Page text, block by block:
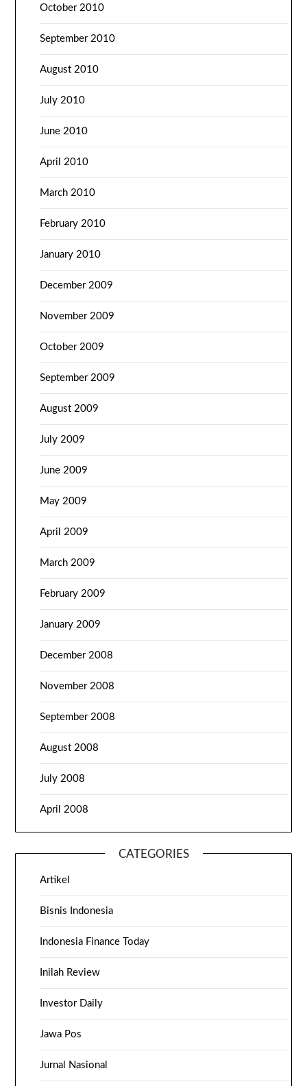
October 2010
September 2010
August 2010
July 2010
June 2010
April 2010
March 2010
February 2010
January 2010
December 2009
November 2009
October 2009
September 2009
August 2009
July 2009
June 2009
May 2009
April 2009
March 2009
February 2009
January 2009
December 2008
November 2008
September 2008
August 2008
July 2008
April 2008
CATEGORIES
Artikel
Bisnis Indonesia
Indonesia Finance Today
Inilah Review
Investor Daily
Jawa Pos
Jurnal Nasional